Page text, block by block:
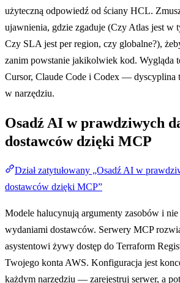
użyteczną odpowiedź od ściany HCL.
ujawnienia, gdzie zgaduje (Czy Atlas jest w
Czy SLA jest per region, czy globalne?),
zanim powstanie jakikolwiek kod. Wygląda
Cursor, Claude Code i Codex — dyscyplina
w narzędziu.
Osadź AI w prawdziwych
dostawców dzięki MCP
Dział zatytułowany „Osadź AI w
dostawców dzięki MCP”
Modele halucynują argumenty zasobów i nie
wydaniami dostawców. Serwery MCP
asystentowi żywy dostęp do Terraform
Twojego konta AWS. Konfiguracja jest
każdym narzędziu — zarejestruj serwer, a